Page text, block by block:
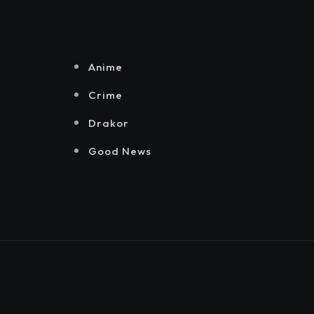
Anime
Crime
Drakor
Good News